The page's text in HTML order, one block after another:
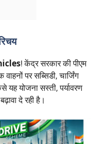
! केंद्र सरकार की पीएम
पर सब्सिडी, चार्जिंग
योजना सस्ती, पर्यावरण
दे रही है।